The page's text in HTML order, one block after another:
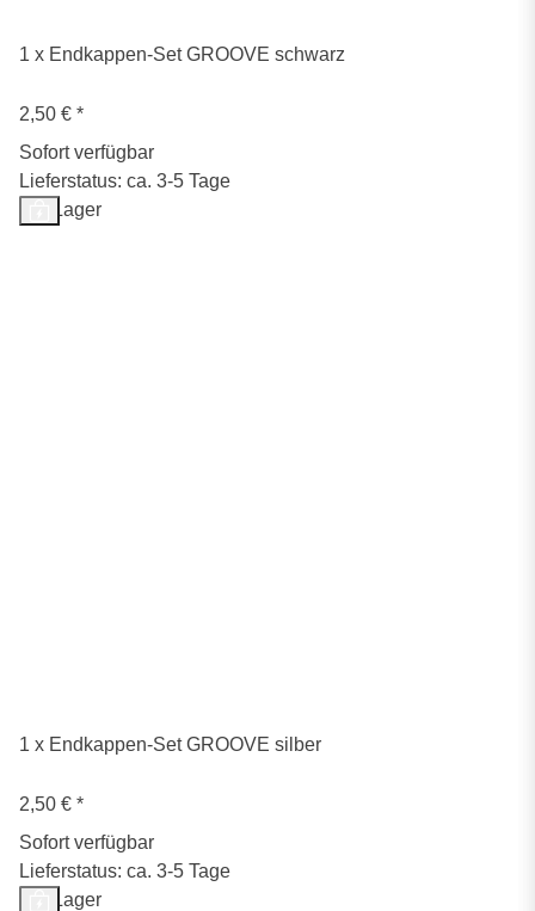
1 x Endkappen-Set GROOVE schwarz
2,50 € *
Sofort verfügbar
Lieferstatus: ca. 3-5 Tage
Auf Lager
1 x Endkappen-Set GROOVE silber
2,50 € *
Sofort verfügbar
Lieferstatus: ca. 3-5 Tage
Auf Lager